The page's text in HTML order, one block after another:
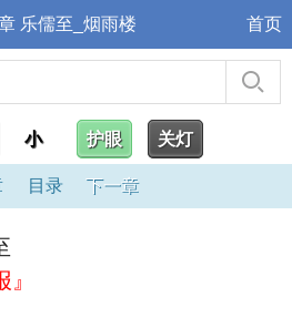
乐儒至_烟雨楼 首页
小 护眼 关灯
目录 下一章